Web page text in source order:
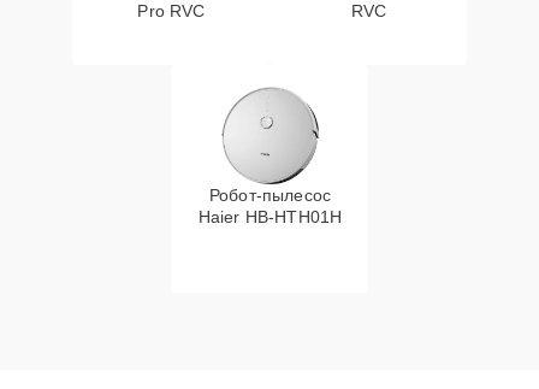
Pro RVC
RVC
Робот-пылесос
Haier HB-HTH01H